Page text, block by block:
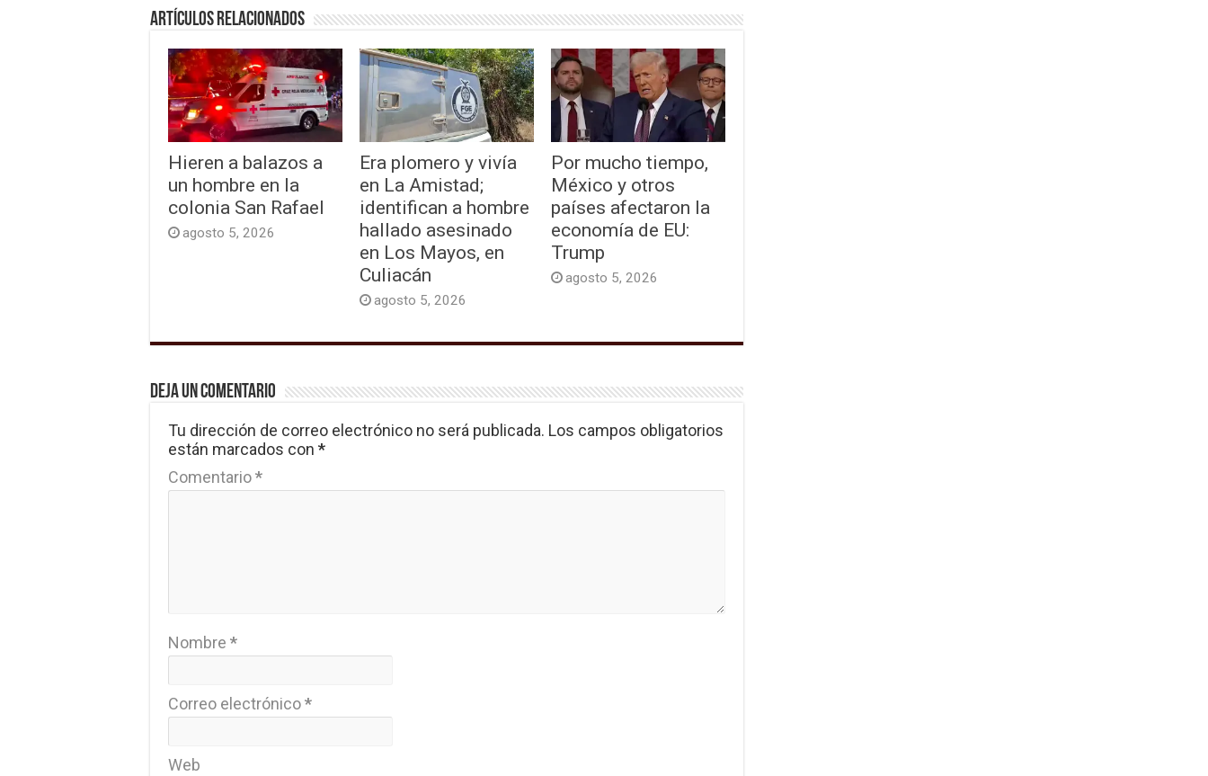
Artículos relacionados
Hieren a balazos a
un hombre en la
colonia San Rafael
agosto 5, 2026
Era plomero y vivía
en La Amistad;
identifican a hombre
hallado asesinado
en Los Mayos, en
Culiacán
agosto 5, 2026
Por mucho tiempo,
México y otros
países afectaron la
economía de EU:
Trump
agosto 5, 2026
Deja un comentario
Tu dirección de correo electrónico no será publicada. Los campos obligatorios
están marcados con *
Comentario*
Nombre *
Correo electrónico*
Web